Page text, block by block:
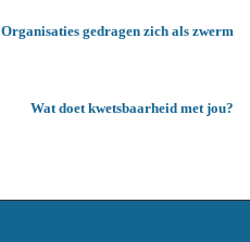
Organisaties gedragen zich als zwerm
Wat doet kwetsbaarheid met jou?